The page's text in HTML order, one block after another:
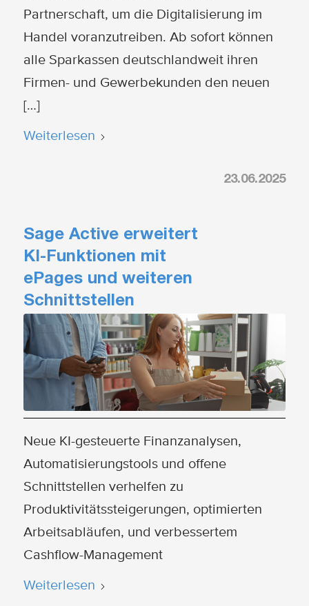
Partnerschaft, um die Digitalisierung im
Handel voranzutreiben. Ab sofort können
alle Sparkassen deutschlandweit ihren
Firmen- und Gewerbekunden den neuen
[…]
Weiterlesen
23.06.2025
Sage Active erweitert
KI-Funktionen mit
ePages und weiteren
Schnittstellen
Neue KI-gesteuerte Finanzanalysen,
Automatisierungstools und offene
Schnittstellen verhelfen zu
Produktivitätssteigerungen, optimierten
Arbeitsabläufen, und verbessertem
Cashflow-Management
Weiterlesen